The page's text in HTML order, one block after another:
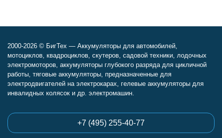
2000-2026 © БигТех — Аккумуляторы для автомобилей,
мотоциклов, квадроциклов, скутеров, садовой техники, лодочных
электромоторов, аккумуляторы глубокого разряда для цикличной
работы, тяговые аккумуляторы, предназначенные для
электродвигателей на электрокарах, гелевые аккумуляторы для
инвалидных колясок и др. электромашин.
+7 (495) 255-40-77